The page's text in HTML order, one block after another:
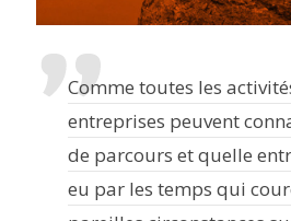
Comme toutes les
entreprises peuvent
de parcours et quelle
eu par les temps qui